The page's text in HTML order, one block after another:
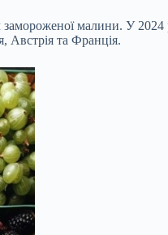
замороженої малини. У
Австрія та Франція.